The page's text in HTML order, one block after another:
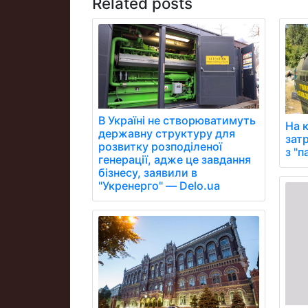
В Україні не створюватимуть
державну структуру для
розвитку розподіленої
генерації, адже це завдання
бізнесу, заявили в
"Укренерго" — Delo.ua
На
з